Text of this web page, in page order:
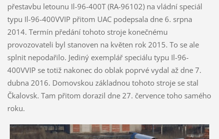
přestavbu letounu Il-96-400T (RA-96102) na vládní speciál
typu Il-96-400VVIP přitom UAC podepsala dne 6. srpna
2014. Termín předání tohoto stroje konečnému
provozovateli byl stanoven na květen rok 2015. To se ale
splnit nepodařilo. Jediný exemplář speciálu typu Il-96-
400VVIP se totiž nakonec do oblak poprvé vydal až dne 7.
dubna 2016. Domovskou základnou tohoto stroje se stal
Čkalovsk. Tam přitom dorazil dne 27. července toho samého
roku.